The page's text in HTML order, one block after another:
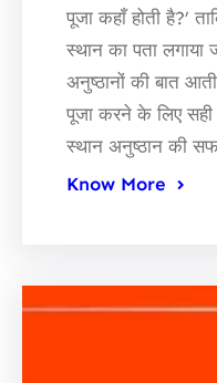
पूजा कहाँ होती है?’
स्थान का पता लगाया
अनुष्ठानों की बात
पूजा करने के लिए सही
स्थान अनुष्ठान की
Know More